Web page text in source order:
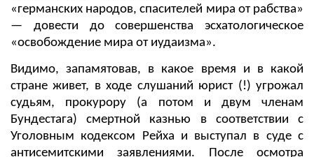
«германских народов, спасителей мира от рабства»
— довести до совершенства эсхатологическое
«освобождение мира от иудаизма».
Видимо, запамятовав, в какое время и в какой
стране живет, в ходе слушаний юрист (!) угрожал
судьям, прокурору (а потом и двум членам
Бундестага) смертной казнью в соответствии с
Уголовным кодексом Рейха и выступал в суде с
антисемитскими заявлениями. После осмотра